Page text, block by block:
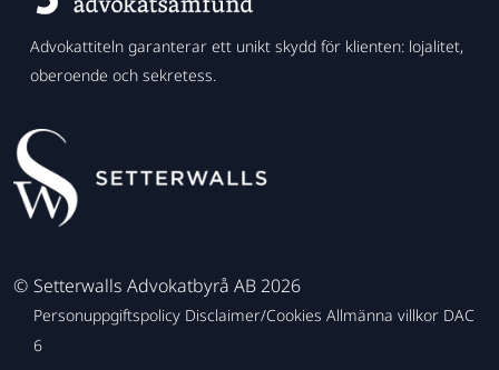
Advokattiteln garanterar ett unikt skydd för klienten: lojalitet,
oberoende och sekretess.
© Setterwalls Advokatbyrå AB 2026
Personuppgiftspolicy Disclaimer/Cookies Allmänna villkor DAC
6